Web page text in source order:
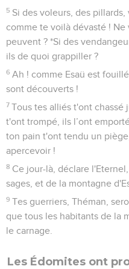
5 Si des voleurs, des
comme te voilà dévasté !
peuvent ? *Si des
ils de quoi grappiller ?
6 Ah ! comme Esaü est
sont découverts !
7 Tous tes alliés t'ont chassé
t'ont trompé, ils l’ont
ton pain t'ont tendu un
apercevoir !
8 Ce jour-là, déclare
sages, et de la montagne
9 Tes guerriers, Théman,
que tous les habitants de la
le carnage.
Les Édomites ont